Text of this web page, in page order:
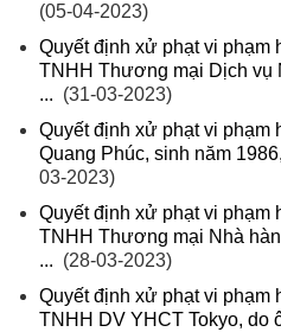
(05-04-2023)
Quyết định xử phạt vi phạm
TNHH Thương mại Dịch vụ
... (31-03-2023)
Quyết định xử phạt vi phạm
Quang Phúc, sinh năm
03-2023)
Quyết định xử phạt vi phạm
TNHH Thương mại Nhà
... (28-03-2023)
Quyết định xử phạt vi phạm
TNHH DV YHCT Tokyo, do